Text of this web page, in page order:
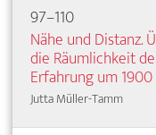
97–110
Nähe und Distanz.
die Räumlichkeit
Erfahrung um 1900
Jutta Müller-Tamm